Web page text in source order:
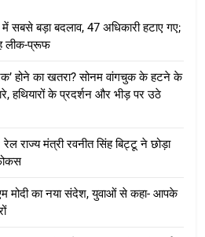
सबसे बड़ा बदलाव, 47 अधिकारी हटाए गए;
लीक-प्रूफ
होने का खतरा? सोनम वांगचुक के हटने के
हथियारों के प्रदर्शन और भीड़ पर उठे
राज्य मंत्री रवनीत सिंह बिट्टू ने छोड़ा
मोदी का नया संदेश, युवाओं से कहा- आपके